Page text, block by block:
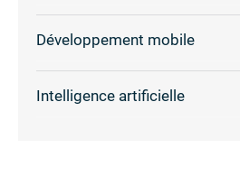
Développement mobile
Intelligence artificielle